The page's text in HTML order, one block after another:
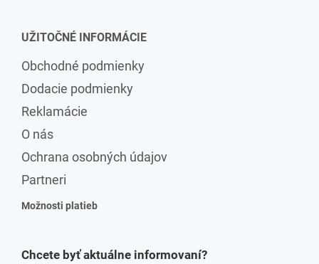
UŽITOČNÉ INFORMÁCIE
Obchodné podmienky
Dodacie podmienky
Reklamácie
O nás
Ochrana osobných údajov
Partneri
Možnosti platieb
Chcete byť aktuálne informovaní?